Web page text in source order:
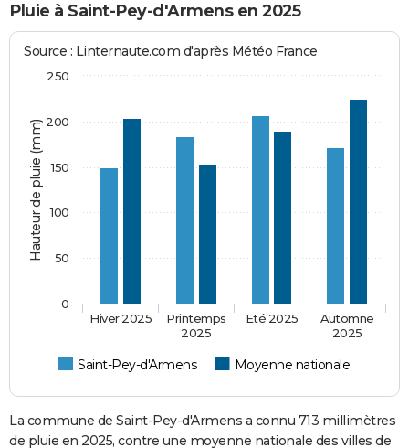
Pluie à Saint-Pey-d'Armens en 2025
Hauteur de pluie (mm)
Source : Linternaute.com d'après Météo France
Saint-Pey-d'Armens Moyenne nationale
Hiver 2025
Printemps
2025
Eté 2025
Automne
2025
0
50
100
150
200
250
La commune de Saint-Pey-d'Armens a connu 713 millimètres
de pluie en 2025, contre une moyenne nationale des villes de